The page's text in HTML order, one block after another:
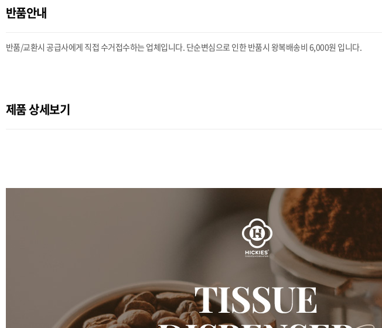
반품안내
반품/교환시 공급사에게 직접 수거접수하는 업체입니다. 단순변심으로 인한 반품시 왕복배송비 6,000원 입니다.
제품 상세보기